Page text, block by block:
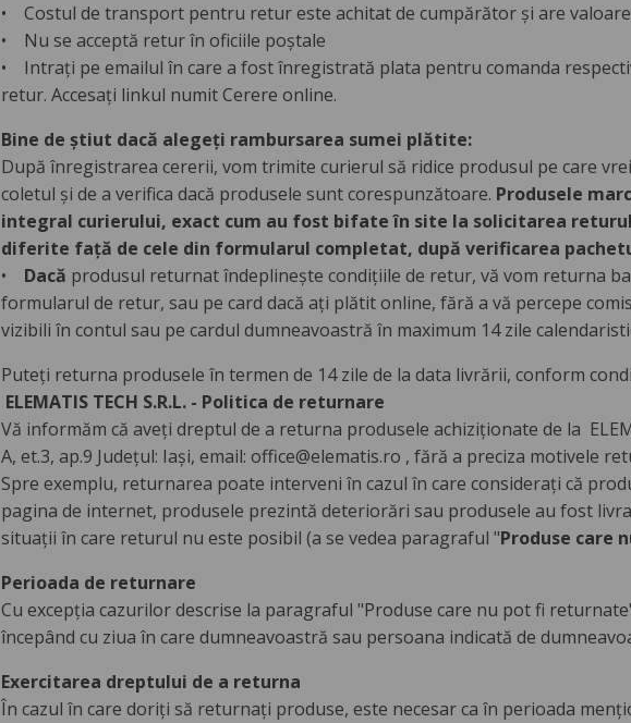
• Costul de transport pentru retur este achitat de cumpărător și are
• Nu se acceptă retur în oficiile poștale
• Intrați pe emailul în care a fost înregistrată plata pentru comanda
retur. Accesați linkul numit Cerere online.
Bine de știut dacă alegeți rambursarea sumei plătite:
După înregistrarea cererii, vom trimite curierul să ridice produsul pe care
coletul și de a verifica dacă produsele sunt corespunzătoare. Produsele
integral curierului, exact cum au fost bifate în site la solicitarea
diferite față de cele din formularul completat, după verificarea
• Dacă produsul returnat îndeplinește condițiile de retur, vă vom returna
formularul de retur, sau pe card dacă ați plătit online, fără a vă percepe
vizibili în contul sau pe cardul dumneavoastră în maximum 14 zile
Puteți returna produsele în termen de 14 zile de la data livrării, conform
ELEMATIS TECH S.R.L. - Politica de returnare
Vă informăm că aveți dreptul de a returna produsele achiziționate de la
A, et.3, ap.9 Județul: Iași, email: office@elematis.ro , fără a preciza motivele
Spre exemplu, returnarea poate interveni în cazul în care considerați că
pagina de internet, produsele prezintă deteriorări sau produsele au fost
situații în care returul nu este posibil (a se vedea paragraful "Produse care
Perioada de returnare
Cu excepția cazurilor descrise la paragraful "Produse care nu pot fi
începând cu ziua în care dumneavoastră sau persoana indicată de
Exercitarea dreptului de a returna
În cazul în care doriți să returnați produse, este necesar ca în perioada